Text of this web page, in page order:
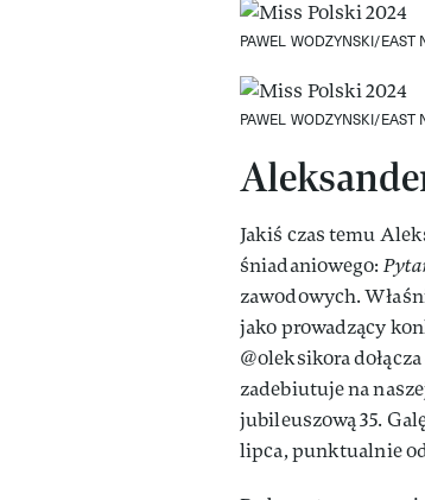
PAWEL WODZYNSKI/EAST
PAWEL WODZYNSKI/EAST
Jakiś czas temu
śniadaniowego:
zawodowych.
jako prowadzący
@oleksikora
zadebiutuje na
jubileuszową 35.
lipca, punktualnie